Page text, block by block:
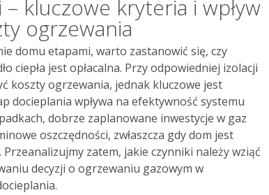
kluczowe kryteria i wpływ
ogrzewania
domu etapami, warto zastanowić się, czy
ciepła jest opłacalna. Przy odpowiedniej izolacji
koszty ogrzewania, jednak kluczowe jest
docieplania wpływa na efektywność systemu
dobrze zaplanowane inwestycje w gaz
oszczędności, zwłaszcza gdy dom jest
zatem, jakie czynniki należy wziąć
decyzji o ogrzewaniu gazowym w